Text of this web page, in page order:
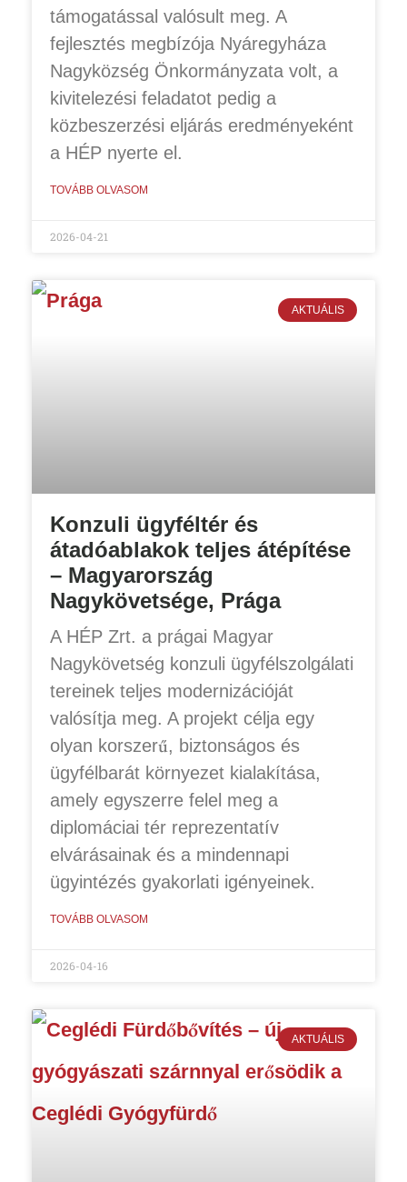
támogatással valósult meg. A
fejlesztés megbízója Nyáregyháza
Nagyközség Önkormányzata volt, a
kivitelezési feladatot pedig a
közbeszerzési eljárás eredményeként
a HÉP nyerte el.
TOVÁBB OLVASOM
2026-04-21
AKTUÁLIS
Konzuli ügyféltér és
átadóablakok teljes átépítése
– Magyarország
Nagykövetsége, Prága
A HÉP Zrt. a prágai Magyar
Nagykövetség konzuli ügyfélszolgálati
tereinek teljes modernizációját
valósítja meg. A projekt célja egy
olyan korszerű, biztonságos és
ügyfélbarát környezet kialakítása,
amely egyszerre felel meg a
diplomáciai tér reprezentatív
elvárásainak és a mindennapi
ügyintézés gyakorlati igényeinek.
TOVÁBB OLVASOM
2026-04-16
AKTUÁLIS